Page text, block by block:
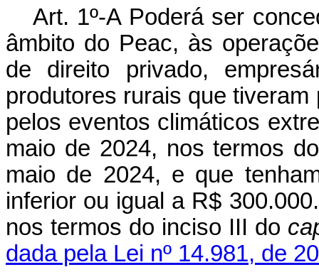
Art. 1º-A Poderá ser
âmbito do Peac, às
de direito privado,
produtores rurais que
pelos eventos climáticos
maio de 2024, nos termos
maio de 2024, e que
inferior ou igual a R$
nos termos do inciso III do
dada pela Lei nº 14.981, de